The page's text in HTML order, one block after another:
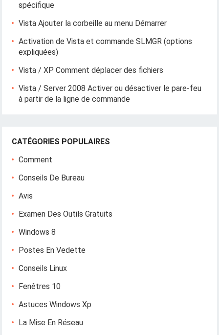
spécifique
Vista Ajouter la corbeille au menu Démarrer
Activation de Vista et commande SLMGR (options
expliquées)
Vista / XP Comment déplacer des fichiers
Vista / Server 2008 Activer ou désactiver le pare-feu
à partir de la ligne de commande
CATÉGORIES POPULAIRES
Comment
Conseils De Bureau
Avis
Examen Des Outils Gratuits
Windows 8
Postes En Vedette
Conseils Linux
Fenêtres 10
Astuces Windows Xp
La Mise En Réseau